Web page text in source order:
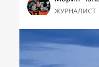
ЖУРНАЛИСТ